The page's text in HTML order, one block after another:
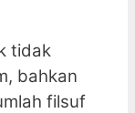
tidak
bahkan
filsuf